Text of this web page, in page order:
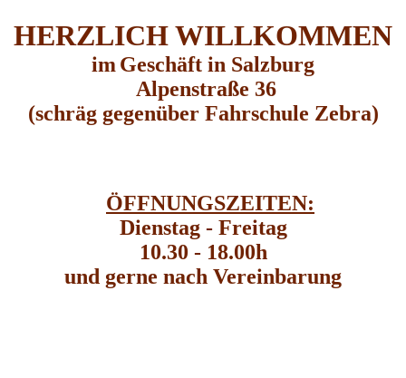
HERZLICH WILLKOMMEN
imGeschäft in Salzburg
Alpenstraße 36
(schräg gegenüber Fahrschule Zebra)
ÖFFNUNGSZEITEN:
Dienstag - Freitag
10.30 - 18.00h
und gerne nach Vereinbarung